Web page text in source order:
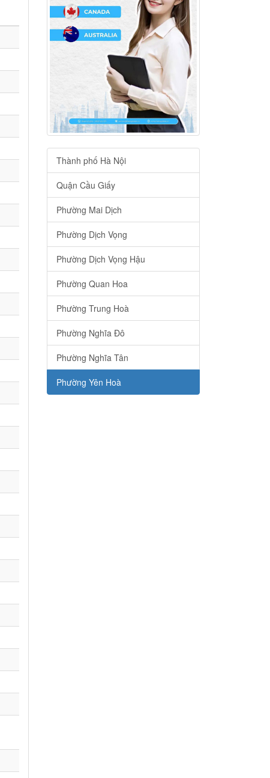
Thành phố Hà Nội
Quận Cầu Giấy
Phường Mai Dịch
Phường Dịch Vọng
Phường Dịch Vọng Hậu
Phường Quan Hoa
Phường Trung Hoà
Phường Nghĩa Đô
Phường Nghĩa Tân
Phường Yên Hoà